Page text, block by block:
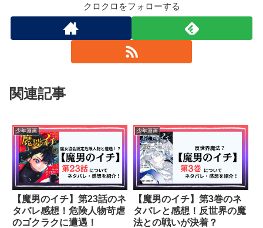
クロクロをフォローする
関連記事
少年漫画
【魔男のイチ】第23話のネ
タバレ感想！危険人物苛虐
のゴクラクに遭遇！
少年漫画
【魔男のイチ】第3巻のネ
タバレと感想！反世界の魔
法との戦いが決着？